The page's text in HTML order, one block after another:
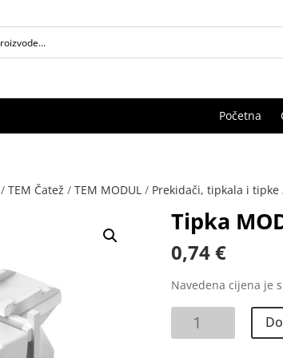
Početna
/TEM Čatež /TEM MODUL / Prekidači, tipkala i tipke
Tipka
0,74€
Navedena cijena je
Tipka
MOD